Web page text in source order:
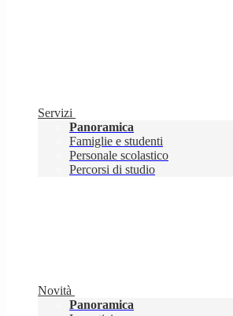
Servizi
Panoramica
Famiglie e studenti
Personale scolastico
Percorsi di studio
Novità
Panoramica